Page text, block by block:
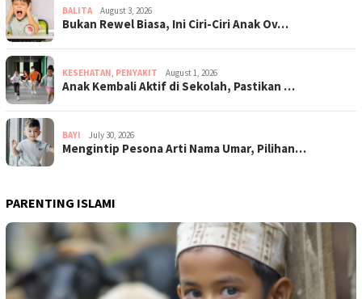
BALITA August 3, 2026
Bukan Rewel Biasa, Ini Ciri-Ciri Anak Ov…
KESEHATAN PENYAKIT August 1, 2026
Anak Kembali Aktif di Sekolah, Pastikan …
BAYI July 30, 2026
Mengintip Pesona Arti Nama Umar, Pilihan…
PARENTING ISLAMI